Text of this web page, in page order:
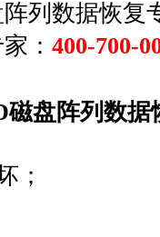
列数据恢复
： 400-700-
盘阵列数据
；